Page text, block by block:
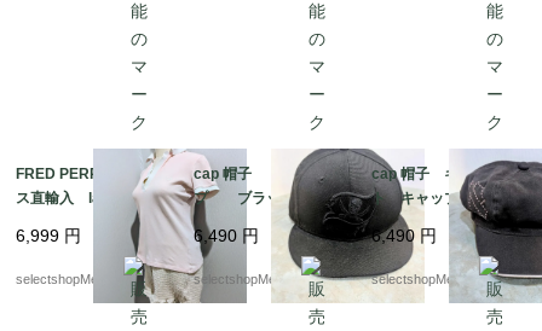
FRED PERRY イギリ
ス直輸入 ladys S-XS
サイズ ピンク トッ
プス ポロシャツ コ
ットン95 エラスタン
6,999 円
selectshopMerci.
cap 帽子 キャッ
プ ブラック NEW
ERA ニューエラ 58,7
cm 7-3/8 NFL ニュー
エラ スカル 海賊
6,490 円
selectshopMerci.
cap 帽子 キャスケッ
ト キャップ ピン
ク ブラック バイカ
ースタイル ラインス
トーン Harley-David
son マジックテープ l
6,490 円
selectshopMerci.